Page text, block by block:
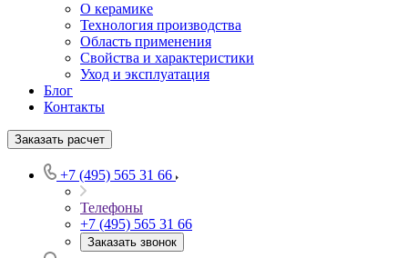
О керамике
Технология производства
Область применения
Свойства и характеристики
Уход и эксплуатация
Блог
Контакты
Заказать расчет
+7 (495) 565 31 66
Телефоны
+7 (495) 565 31 66
Заказать звонок